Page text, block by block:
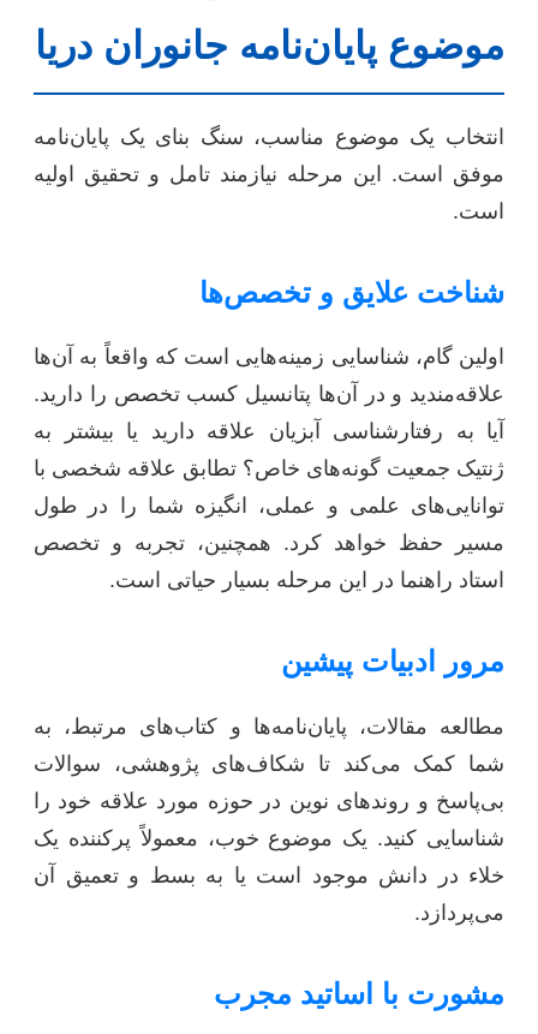
موضوع پایان‌نامه جانوران دریا
انتخاب یک موضوع مناسب، سنگ بنای یک پایان‌نامه
موفق است. این مرحله نیازمند تامل و تحقیق اولیه
است.
شناخت علایق و تخصص‌ها
اولین گام، شناسایی زمینه‌هایی است که واقعاً به آن‌ها
علاقه‌مندید و در آن‌ها پتانسیل کسب تخصص را دارید.
آیا به رفتارشناسی آبزیان علاقه دارید یا بیشتر به
ژنتیک جمعیت گونه‌های خاص؟ تطابق علاقه شخصی با
توانایی‌های علمی و عملی، انگیزه شما را در طول
مسیر حفظ خواهد کرد. همچنین، تجربه و تخصص
استاد راهنما در این مرحله بسیار حیاتی است.
مرور ادبیات پیشین
مطالعه مقالات، پایان‌نامه‌ها و کتاب‌های مرتبط، به
شما کمک می‌کند تا شکاف‌های پژوهشی، سوالات
بی‌پاسخ و روندهای نوین در حوزه مورد علاقه خود را
شناسایی کنید. یک موضوع خوب، معمولاً پرکننده یک
خلاء در دانش موجود است یا به بسط و تعمیق آن
می‌پردازد.
مشورت با اساتید مجرب